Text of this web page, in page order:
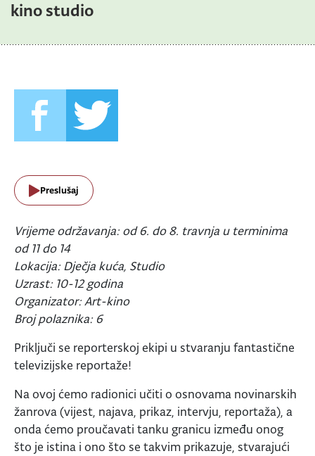
kino studio
Preslušaj
Vrijeme održavanja: od 6. do 8. travnja u terminima
od 11 do 14
Lokacija: Dječja kuća, Studio
Uzrast: 10-12 godina
Organizator: Art-kino
Broj polaznika: 6
Priključi se reporterskoj ekipi u stvaranju fantastične
televizijske reportaže!
Na ovoj ćemo radionici učiti o osnovama novinarskih
žanrova (vijest, najava, prikaz, intervju, reportaža), a
onda ćemo proučavati tanku granicu između onog
što je istina i ono što se takvim prikazuje, stvarajući